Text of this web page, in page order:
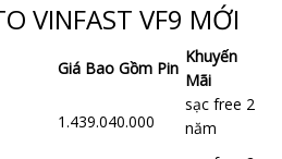
VINFAST VF9 MỚI
Giá Bao Gồm Pin
Khuyến
Mãi
1.439.040.000
sạc free 2
năm